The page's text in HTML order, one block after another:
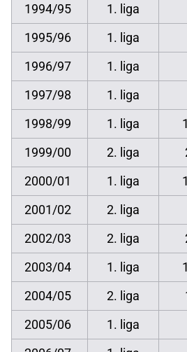
1994/95
1. liga
1995/96
1. liga
1996/97
1. liga
1997/98
1. liga
1998/99
1. liga
1999/00
2. liga
2000/01
1. liga
2001/02
2. liga
2002/03
2. liga
2003/04
1. liga
2004/05
2. liga
2005/06
1. liga